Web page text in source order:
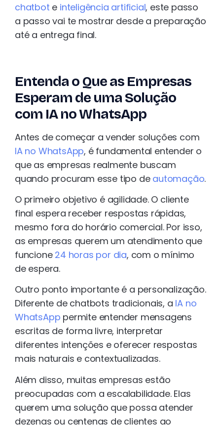
chatbot e inteligência artificial, este passo
a passo vai te mostrar desde a preparação
até a entrega final.
Entenda o Que as Empresas
Esperam de uma Solução
com IA no WhatsApp
Antes de começar a vender soluções com
IA no WhatsApp, é fundamental entender o
que as empresas realmente buscam
quando procuram esse tipo de automação.
O primeiro objetivo é agilidade. O cliente
final espera receber respostas rápidas,
mesmo fora do horário comercial. Por isso,
as empresas querem um atendimento que
funcione 24 horas por dia, com o mínimo
de espera.
Outro ponto importante é a personalização.
Diferente de chatbots tradicionais, a IA no
WhatsApp permite entender mensagens
escritas de forma livre, interpretar
diferentes intenções e oferecer respostas
mais naturais e contextualizadas.
Além disso, muitas empresas estão
preocupadas com a escalabilidade. Elas
querem uma solução que possa atender
dezenas ou centenas de clientes ao